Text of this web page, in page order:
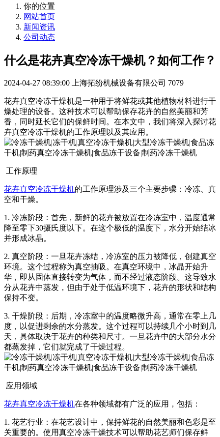
你的位置
网站首页
新闻资讯
公司动态
什么是花卉真空冷冻干燥机？如何工作？
2024-04-27 08:39:00 上海拓纷机械设备有限公司 7079
花卉真空冷冻干燥机是一种用于将鲜花或其他植物材料进行干
燥处理的设备。这种技术可以帮助保存花卉的自然美丽和芳
香，同时延长它们的保鲜时间。在本文中，我们将深入探讨花
卉真空冷冻干燥机的工作原理以及其应用。
工作原理
花卉真空冷冻干燥机的工作原理涉及三个主要步骤：冷冻、真
空和干燥。
1. 冷冻阶段：首先，新鲜的花卉被放置在冷冻室中，温度通常
降至零下30摄氏度以下。在这个极低的温度下，水分开始结冰
并形成冰晶。
2. 真空阶段：一旦花卉冻结，冷冻室的压力被降低，创建真空
环境。这个过程称为真空抽吸。在真空环境中，冰晶开始升
华，即从固体直接转变为气体，而不经过液态阶段。这导致水
分从花卉中蒸发，但由于处于低温环境下，花卉的形状和结构
保持不变。
3. 干燥阶段：后期，冷冻室中的温度略微升高，通常在零上几
度，以促进剩余的水分蒸发。这个过程可以持续几个小时到几
天，具体取决于花卉的种类和尺寸。一旦花卉中的大部分水分
都蒸发掉，它们就完成了干燥过程。
应用领域
花卉真空冷冻干燥机在各种领域都有广泛的应用，包括：
1. 花艺行业：在花艺设计中，保持鲜花的自然美丽和色彩是至
关重要的。使用真空冷冻干燥技术可以帮助花艺师们保存鲜